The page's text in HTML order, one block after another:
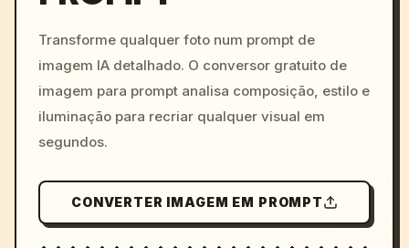
colors, 8k --v 6.0
Transforme qualquer foto num prompt de
imagem IA detalhado. O conversor gratuito de
imagem para prompt analisa composição, estilo e
iluminação para recriar qualquer visual em
segundos.
CONVERTER IMAGEM EM PROMPT